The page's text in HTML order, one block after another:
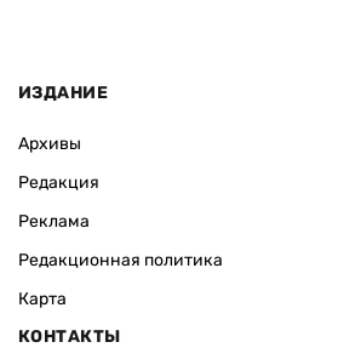
ИЗДАНИЕ
Архивы
Редакция
Реклама
Редакционная политика
Карта
КОНТАКТЫ